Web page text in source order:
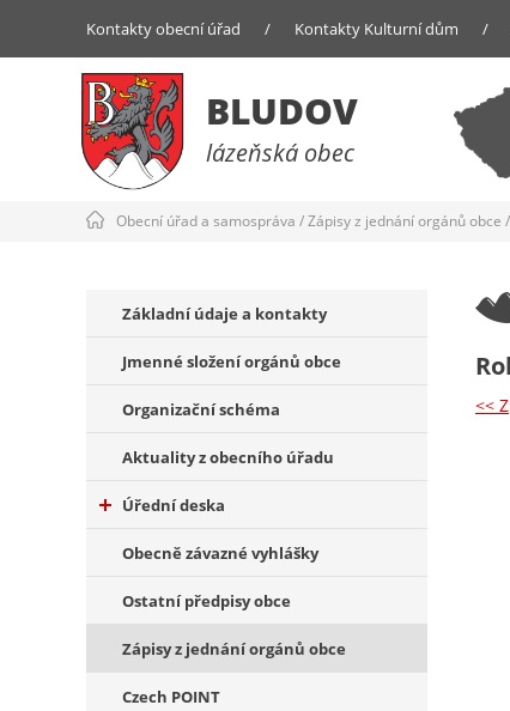
Kontakty obecní úřad / Kontakty Kulturní dům /
BLUDOV
lázeňská obec
Obecní úřad a samospráva /Zápisy z jednání orgánů obce /
Základní údaje a kontakty
Jmenné složení orgánů obce
Organizační schéma
Aktuality z obecního úřadu
Úřední deska
Obecně závazné vyhlášky
Ostatní předpisy obce
Zápisy z jednání orgánů obce
Czech POINT
<<